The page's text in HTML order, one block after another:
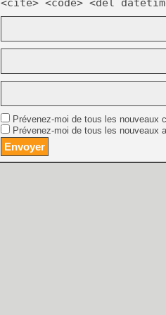
<cite> <code> <del
Prévenez-moi de tous les nouveaux
Prévenez-moi de tous les nouveaux